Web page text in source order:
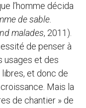
l’homme décida
de sable.
malades, 2011).
de penser à
usages et des
et donc de
Mais la
de chantier » de